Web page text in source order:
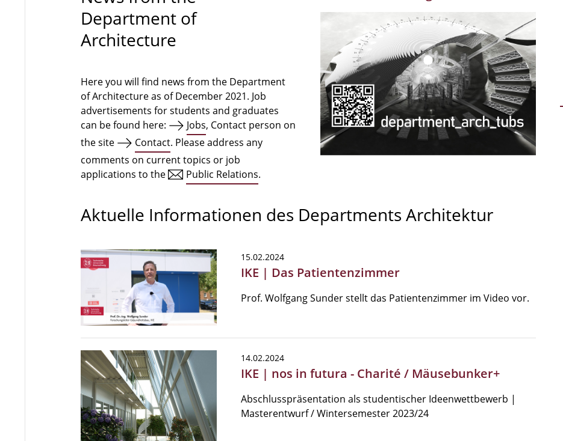
Department of
Architecture
Here you will find news from the Department
of Architecture as of December 2021. Job
advertisements for students and graduates
can be found here:
Jobs, Contact person on
the site
Contact. Please address any
comments on current topics or job
applications to the
Public Relations.
Aktuelle Informationen des Departments Architektur
15.02.2024
IKE | Das Patientenzimmer
Prof. Wolfgang Sunder stellt das Patientenzimmer im Video vor.
14.02.2024
IKE | nos in futura - Charité / Mäusebunker+
Abschlusspräsentation als studentischer Ideenwettbewerb |
Masterentwurf / Wintersemester 2023/24